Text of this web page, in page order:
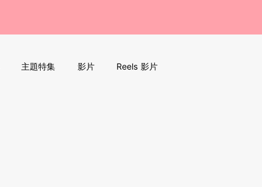
主題特集 影片 Reels 影片